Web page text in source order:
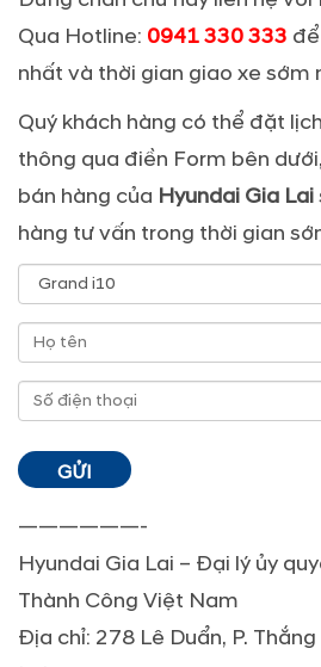
Qua Hotline: 0941 330 333
nhất và thời gian giao xe sớm
Quý khách hàng có thể đặt
thông qua điền Form bên
bán hàng của Hyundai Gia Lai
hàng tư vấn trong thời gian
——————-
Hyundai Gia Lai – Đại lý ủy
Thành Công Việt Nam
Địa chỉ: 278 Lê Duẩn, P.